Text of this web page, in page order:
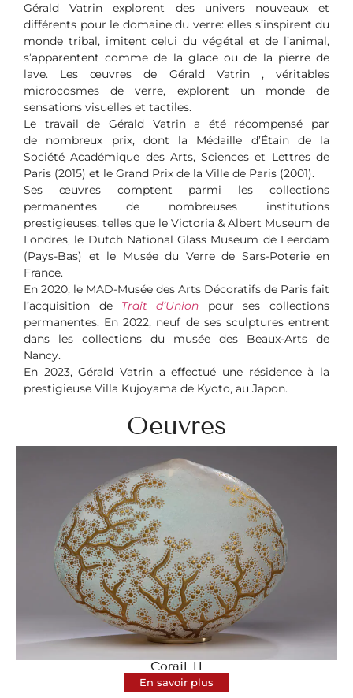
Gérald Vatrin explorent des univers nouveaux et
différents pour le domaine du verre: elles s’inspirent du
monde tribal, imitent celui du végétal et de l’animal,
s’apparentent comme de la glace ou de la pierre de
lave. Les œuvres de Gérald Vatrin , véritables
microcosmes de verre, explorent un monde de
sensations visuelles et tactiles.
Le travail de Gérald Vatrin a été récompensé par
de nombreux prix, dont la Médaille d’Étain de la
Société Académique des Arts, Sciences et Lettres de
Paris (2015) et le Grand Prix de la Ville de Paris (2001).
Ses œuvres comptent parmi les collections
permanentes de nombreuses institutions
prestigieuses, telles que le Victoria & Albert Museum de
Londres, le Dutch National Glass Museum de Leerdam
(Pays-Bas) et le Musée du Verre de Sars-Poterie en
France.
En 2020, le MAD-Musée des Arts Décoratifs de Paris fait
l’acquisition de Trait d’Union pour ses collections
permanentes. En 2022, neuf de ses sculptures entrent
dans les collections du musée des Beaux-Arts de
Nancy.
En 2023, Gérald Vatrin a effectué une résidence à la
prestigieuse Villa Kujoyama de Kyoto, au Japon.
Oeuvres
Corail II
En savoir plus